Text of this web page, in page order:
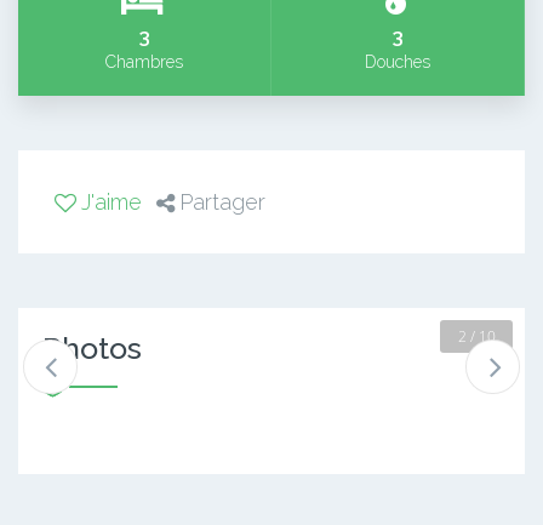
3
Chambres
3
Douches
J'aime Partager
Photos 2 / 10